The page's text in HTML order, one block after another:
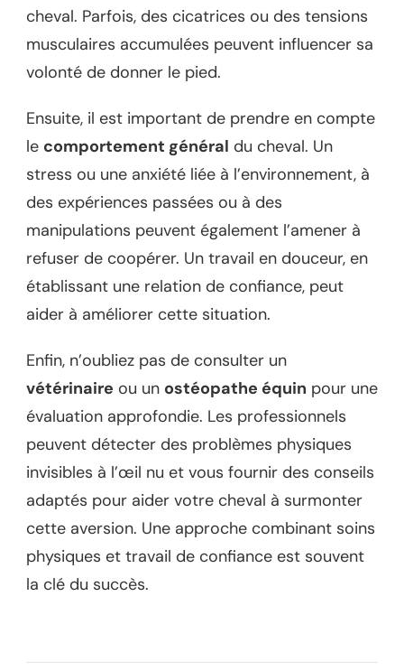
cheval. Parfois, des cicatrices ou des tensions
musculaires accumulées peuvent influencer sa
volonté de donner le pied.
Ensuite, il est important de prendre en compte
le comportement général du cheval. Un
stress ou une anxiété liée à l’environnement, à
des expériences passées ou à des
manipulations peuvent également l’amener à
refuser de coopérer. Un travail en douceur, en
établissant une relation de confiance, peut
aider à améliorer cette situation.
Enfin, n’oubliez pas de consulter un
vétérinaire ou un ostéopathe équin pour une
évaluation approfondie. Les professionnels
peuvent détecter des problèmes physiques
invisibles à l’œil nu et vous fournir des conseils
adaptés pour aider votre cheval à surmonter
cette aversion. Une approche combinant soins
physiques et travail de confiance est souvent
la clé du succès.